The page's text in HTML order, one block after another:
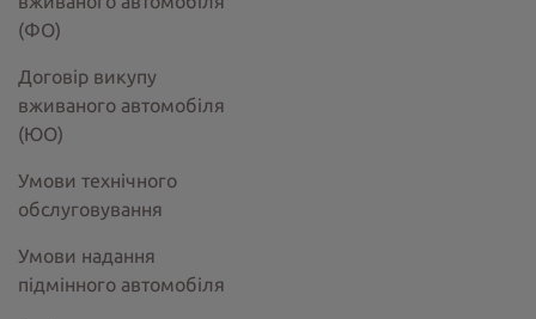
(ФО)
Договір викупу
вживаного автомобіля
(ЮО)
Умови технічного
обслуговування
Умови надання
підмінного автомобіля